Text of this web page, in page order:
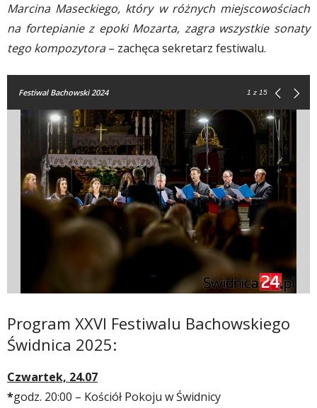
Marcina Maseckiego, który w różnych miejscowościach
na fortepianie z epoki Mozarta, zagra wszystkie sonaty
tego kompozytora– zachęca sekretarz festiwalu.
Festiwal Bachowski 2024 1 z 15
Program XXVI Festiwalu Bachowskiego
Świdnica 2025:
Czwartek, 24.07
*godz. 20:00 – Kościół Pokoju w Świdnicy